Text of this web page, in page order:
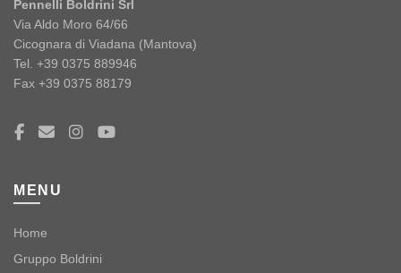
Pennelli Boldrini Srl
Via Aldo Moro 64/66
Cicognara di Viadana (Mantova)
Tel. +39 0375 889946
Fax +39 0375 88179
MENU
Home
Gruppo Boldrini